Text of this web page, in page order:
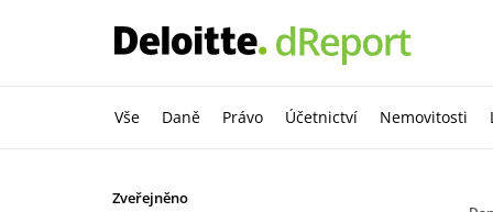
Vše Daně Právo Účetnictví Nemovitosti
Zveřejněno